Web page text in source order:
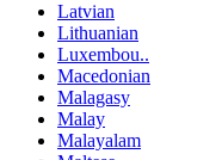
Latvian
Lithuanian
Luxembou..
Macedonian
Malagasy
Malay
Malayalam